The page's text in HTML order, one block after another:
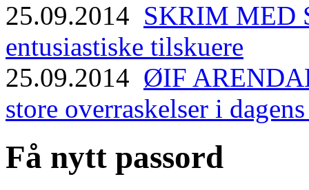
25.09.2014 SKRIM MED
entusiastiske tilskuere
25.09.2014 ØIF
store overraskelser i
Få nytt passord